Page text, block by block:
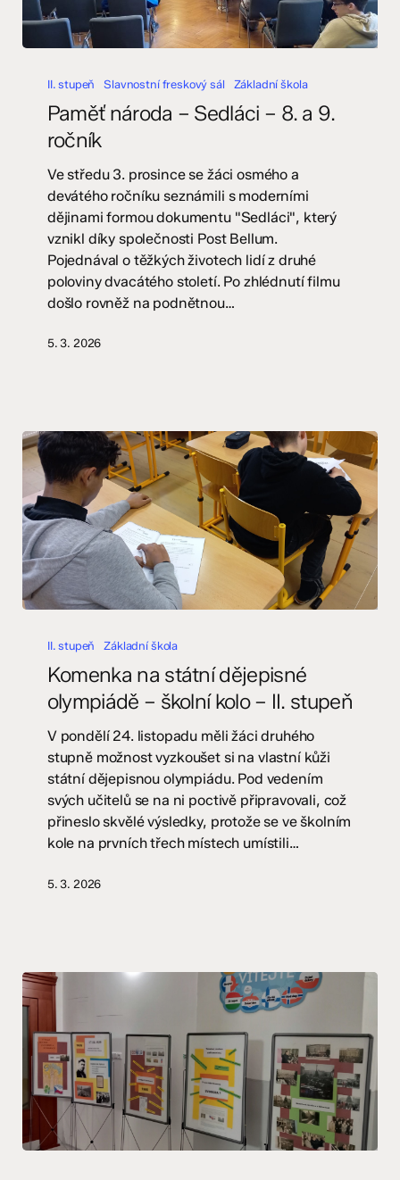
národa
Sedláci
ročník
II. stupeň Slavnostní freskový sál Základní škola
Paměť národa – Sedláci – 8. a 9.
ročník
Ve středu 3. prosince se žáci osmého a
devátého ročníku seznámili s moderními
dějinami formou dokumentu "Sedláci", který
vznikl díky společnosti Post Bellum.
Pojednával o těžkých životech lidí z druhé
poloviny dvacátého století. Po zhlédnutí filmu
došlo rovněž na podnětnou…
5. 3. 2026
dějepisné
olympiádě
stupeň
II. stupeň Základní škola
Komenka na státní dějepisné
olympiádě – školní kolo – II. stupeň
V pondělí 24. listopadu měli žáci druhého
stupně možnost vyzkoušet si na vlastní kůži
státní dějepisnou olympiádu. Pod vedením
svých učitelů se na ni poctivě připravovali, což
přineslo skvělé výsledky, protože se ve školním
kole na prvních třech místech umístili…
5. 3. 2026